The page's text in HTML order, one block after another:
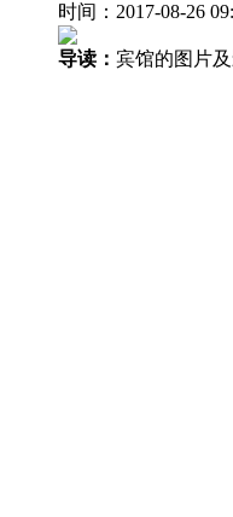
时间：2017-08-26
导读： 宾馆的图片